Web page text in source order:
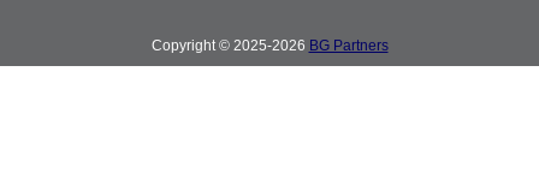
Copyright © 2025-2026 BG Partners